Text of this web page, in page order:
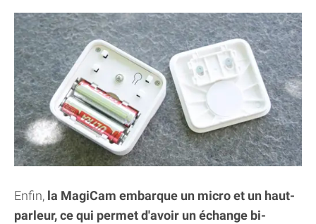
Enfin, la MagiCam embarque un micro et un haut-
parleur, ce qui permet d'avoir un échange bi-